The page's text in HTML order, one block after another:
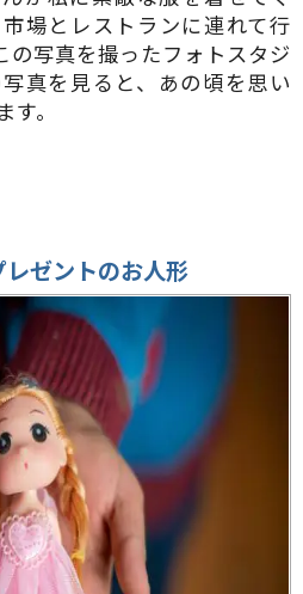
場とレストランに連れて行
の写真を撮ったフォトスタジ
真を見ると、あの頃を思い
。
ゼントのお人形